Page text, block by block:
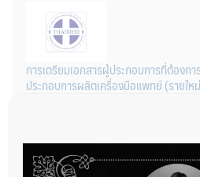
การเตรียมเอกสารผู้ประกอบการที่ต้องก
ประกอบการผลิตเครื่องมือแพทย์ (รายให